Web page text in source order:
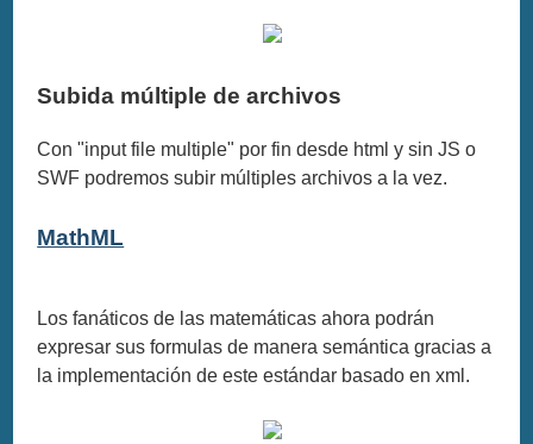
Subida múltiple de archivos
Con "input file multiple" por fin desde html y sin JS o
SWF podremos subir múltiples archivos a la vez.
MathML
Los fanáticos de las matemáticas ahora podrán
expresar sus formulas de manera semántica gracias a
la implementación de este estándar basado en xml.